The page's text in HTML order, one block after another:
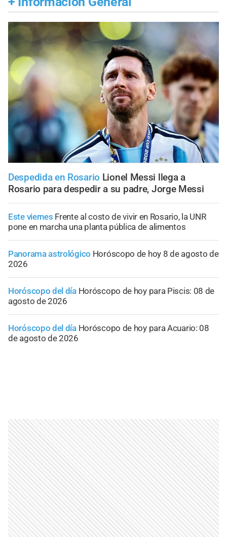
Despedida en Rosario Lionel Messi llega a
Rosario para despedir a su padre, Jorge Messi
Este viernes Frente al costo de vivir en Rosario, la UNR
pone en marcha una planta pública de alimentos
Panorama astrológico Horóscopo de hoy 8 de agosto de
2026
Horóscopo del día Horóscopo de hoy para Piscis: 08 de
agosto de 2026
Horóscopo del día Horóscopo de hoy para Acuario: 08
de agosto de 2026